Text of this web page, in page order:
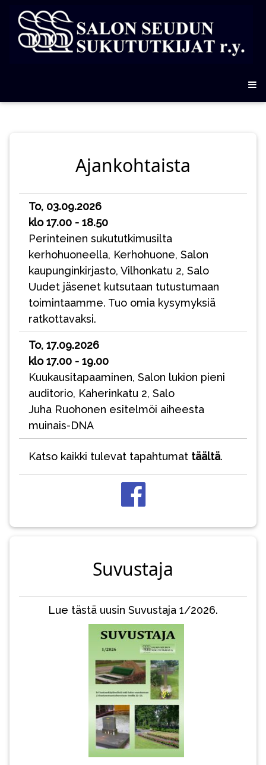
Ajankohtaista
To, 03.09.2026
klo 17.00 - 18.50
Perinteinen sukututkimusilta
kerhohuoneella, Kerhohuone, Salon
kaupunginkirjasto, Vilhonkatu 2, Salo
Uudet jäsenet kutsutaan tutustumaan
toimintaamme. Tuo omia kysymyksiä
ratkottavaksi.
To, 17.09.2026
klo 17.00 - 19.00
Kuukausitapaaminen, Salon lukion pieni
auditorio, Kaherinkatu 2, Salo
Juha Ruohonen esitelmöi aiheesta
muinais-DNA
Katso kaikki tulevat tapahtumat täältä.
Suvustaja
Lue tästä uusin Suvustaja 1/2026.